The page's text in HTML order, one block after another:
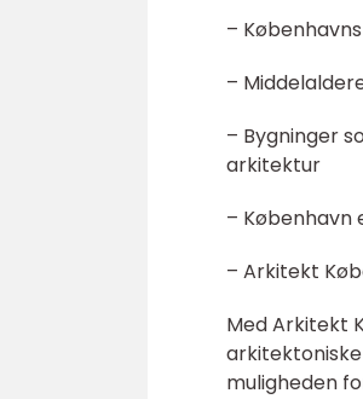
–
–
– Bygninger
arkitektur
–
– Arkitekt
Med Arkitekt
muligheden